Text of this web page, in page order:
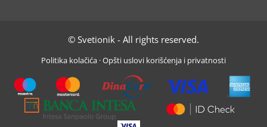
© Svetionik - All rights reserved.
Politika kolačića ·Opšti uslovi korišćenja i privatnosti